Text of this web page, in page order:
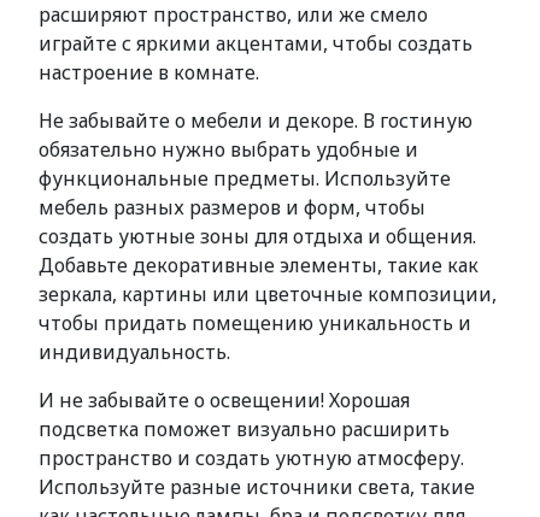
расширяют пространство, или же смело
играйте с яркими акцентами, чтобы создать
настроение в комнате.
Не забывайте о мебели и декоре. В гостиную
обязательно нужно выбрать удобные и
функциональные предметы. Используйте
мебель разных размеров и форм, чтобы
создать уютные зоны для отдыха и общения.
Добавьте декоративные элементы, такие как
зеркала, картины или цветочные композиции,
чтобы придать помещению уникальность и
индивидуальность.
И не забывайте о освещении! Хорошая
подсветка поможет визуально расширить
пространство и создать уютную атмосферу.
Используйте разные источники света, такие